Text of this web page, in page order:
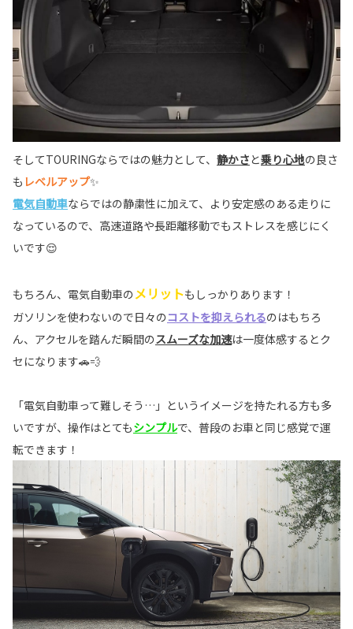
そしてTOURINGならではの魅力として、 静かさと乗り心地の良さ
も レベルアップ✨
電気自動車ならではの静粛性に加えて、より安定感のある走りに
なっているので、高速道路や長距離移動でもストレスを感じにく
いです😌
もちろん、電気自動車のメリットもしっかりあります！
ガソリンを使わないので日々の コストを抑えられるのはもちろ
ん、アクセルを踏んだ瞬間のスムーズな加速は一度体感するとク
セになります🚗💨
「電気自動車って難しそう…」というイメージを持たれる方も多
いですが、操作はとてもシンプルで、普段のお車と同じ感覚で運
転できます！